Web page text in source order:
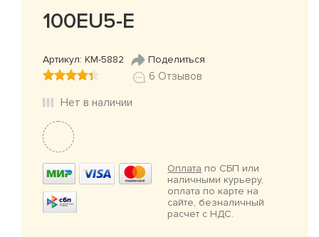
100EU5-E
Артикул: КМ-5882 Поделиться
6 Отзывов
Нет в наличии
Оплата по СБП или
наличными курьеру,
оплата по карте на
сайте, безналичный
расчет с НДС.